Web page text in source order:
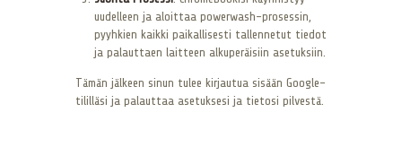
uudelleen ja aloittaa powerwash-prosessin,
pyyhkien kaikki paikallisesti tallennetut tiedot
ja palauttaen laitteen alkuperäisiin asetuksiin.
Tämän jälkeen sinun tulee kirjautua sisään Google-
tililläsi ja palauttaa asetuksesi ja tietosi pilvestä.